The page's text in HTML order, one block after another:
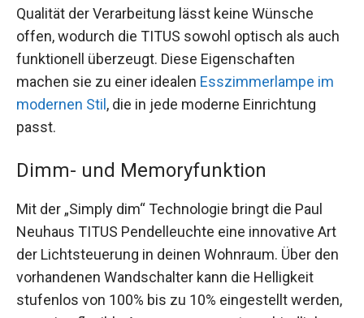
Qualität der Verarbeitung lässt keine Wünsche
offen, wodurch die TITUS sowohl optisch als auch
funktionell überzeugt. Diese Eigenschaften
machen sie zu einer idealen Esszimmerlampe im
modernen Stil, die in jede moderne Einrichtung
passt.
Dimm- und Memoryfunktion
Mit der „Simply dim“ Technologie bringt die Paul
Neuhaus TITUS Pendelleuchte eine innovative Art
der Lichtsteuerung in deinen Wohnraum. Über den
vorhandenen Wandschalter kann die Helligkeit
stufenlos von 100% bis zu 10% eingestellt werden,